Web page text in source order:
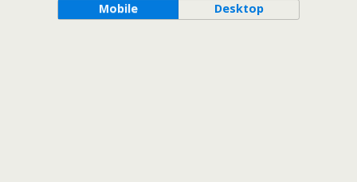
Mobile Desktop